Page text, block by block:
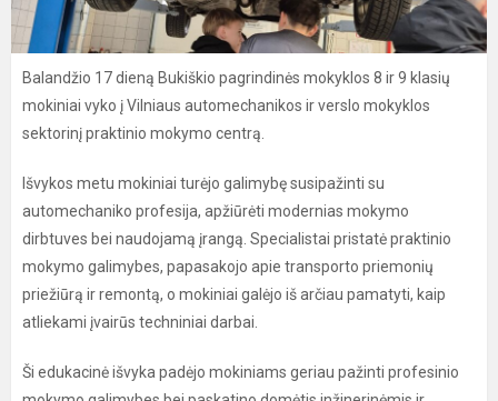
Balandžio 17 dieną Bukiškio pagrindinės mokyklos 8 ir 9 klasių
mokiniai vyko į Vilniaus automechanikos ir verslo mokyklos
sektorinį praktinio mokymo centrą.
Išvykos metu mokiniai turėjo galimybę susipažinti su
automechaniko profesija, apžiūrėti modernias mokymo
dirbtuves bei naudojamą įrangą. Specialistai pristatė praktinio
mokymo galimybes, papasakojo apie transporto priemonių
priežiūrą ir remontą, o mokiniai galėjo iš arčiau pamatyti, kaip
atliekami įvairūs techniniai darbai.
Ši edukacinė išvyka padėjo mokiniams geriau pažinti profesinio